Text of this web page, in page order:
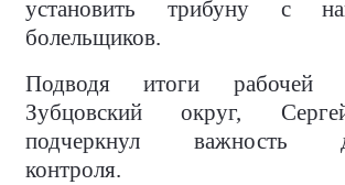
установить трибуну с
болельщиков.
Подводя итоги рабочей
Зубцовский округ,
подчеркнул важность
контроля.